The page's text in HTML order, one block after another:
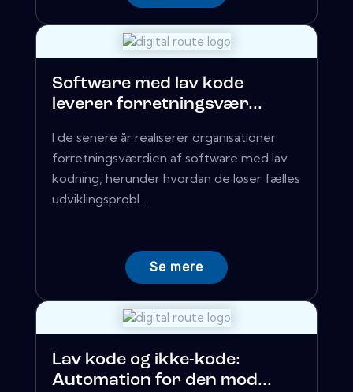
Software med lav kode
leverer forretningsvær...
I de senere år realiserer organisationer
forretningsværdien af ​​software med lav
kodning, herunder hvordan de løser fælles
udviklingsprobl...
Se mere
Lav kode og ikke-kode:
Automation for den mod...